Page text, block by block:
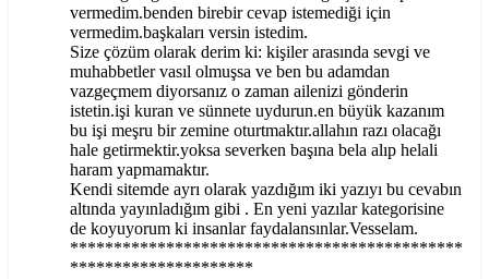
vermedim.benden birebir cevap istemediği için
vermedim.başkaları versin istedim.
Size çözüm olarak derim ki: kişiler arasında sevgi ve
muhabbetler vasıl olmuşsa ve ben bu adamdan
vazgeçmem diyorsanız o zaman ailenizi gönderin
istetin.işi kuran ve sünnete uydurun.en büyük kazanım
bu işi meşru bir zemine oturtmaktır.allahın razı olacağı
hale getirmektir.yoksa severken başına bela alıp helali
haram yapmamaktır.
Kendi sitemde ayrı olarak yazdığım iki yazıyı bu cevabın
altında yayınladığım gibi . En yeni yazılar kategorisine
de koyuyorum ki insanlar faydalansınlar.Vesselam.
*********************************************
*********************